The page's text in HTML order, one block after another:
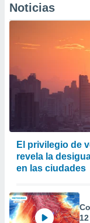
Noticias
El privilegio de
revela la
en las ciudades